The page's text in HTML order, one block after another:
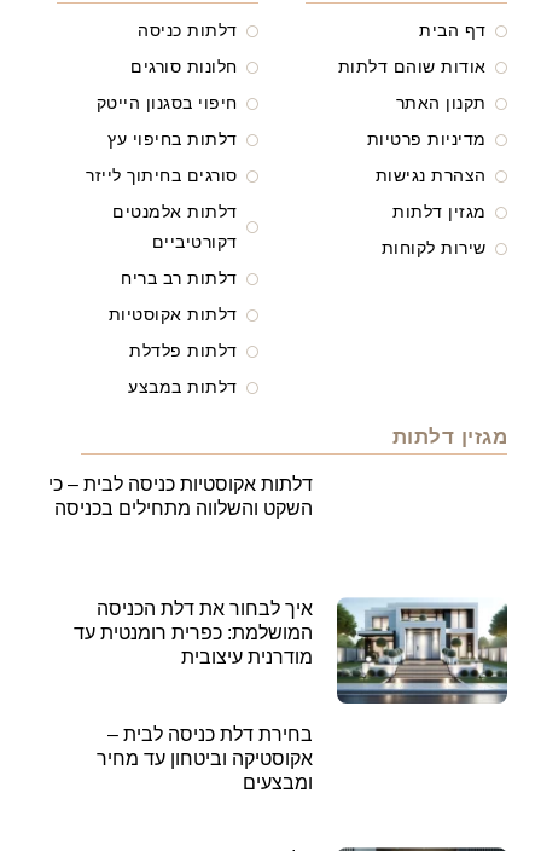
דף הבית
אודות שוהם דלתות
תקנון האתר
מדיניות פרטיות
הצהרת נגישות
מגזין דלתות
שירות לקוחות
דלתות כניסה
חלונות סורגים
חיפוי בסגנון הייטק
דלתות בחיפוי עץ
סורגים בחיתוך לייזר
דלתות אלמנטים
דקורטיביים
דלתות רב בריח
דלתות אקוסטיות
דלתות פלדלת
דלתות במבצע
מגזין דלתות
דלתות אקוסטיות כניסה לבית – כי
השקט והשלווה מתחילים בכניסה
איך לבחור את דלת הכניסה
המושלמת: כפרית רומנטית עד
מודרנית עיצובית
בחירת דלת כניסה לבית –
אקוסטיקה וביטחון עד מחיר
ומבצעים